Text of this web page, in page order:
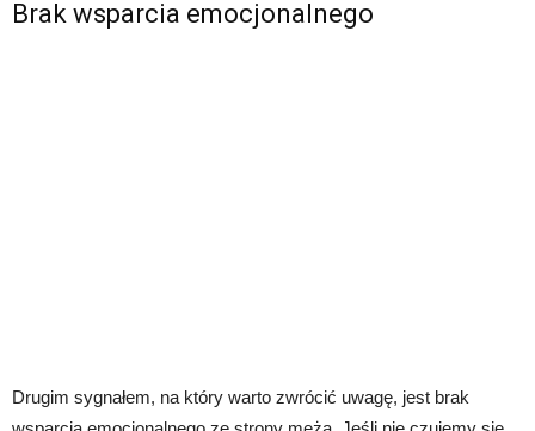
Brak wsparcia emocjonalnego
Drugim sygnałem, na który warto zwrócić uwagę, jest brak